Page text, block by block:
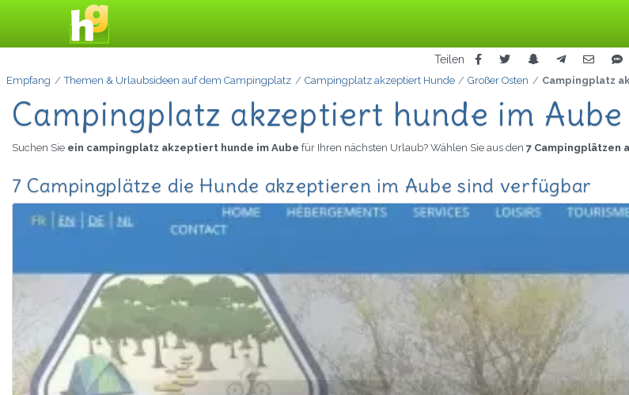
Teilen
Empfang Themen & Urlaubsideen auf dem Campingplatz Campingplatz akzeptiert Hunde Großer Osten Campingplatz
Campingplatz akzeptiert hunde im Aube
Suchen Sie ein campingplatz akzeptiert hunde im Aube für Ihren nächsten Urlaub? Wählen Sie aus den 7 Campingplätzen
7 Campingplätze die Hunde akzeptieren im Aube sind verfügbar